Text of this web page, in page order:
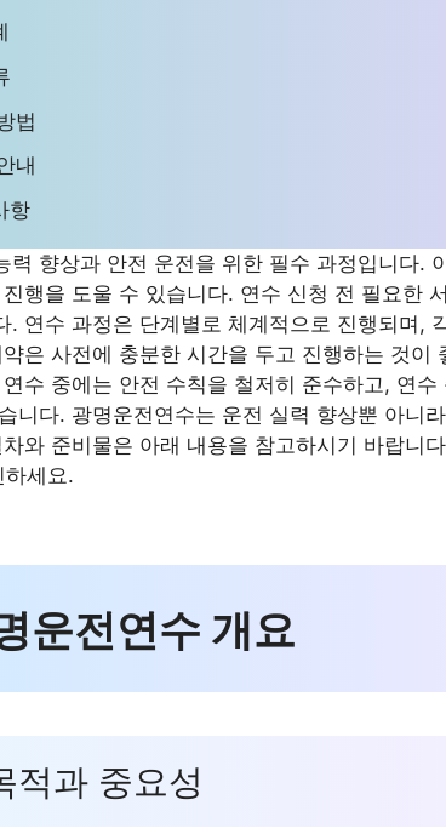
법
내
항
력 향상과 안전 운전을 위한 필수 과정입니다.
행을 도울 수 있습니다. 연수 신청 전 필요한
. 연수 과정은 단계별로 체계적으로 진행되며,
은 사전에 충분한 시간을 두고 진행하는 것이
수 중에는 안전 수칙을 철저히 준수하고, 연수
니다. 광명운전연수는 운전 실력 향상뿐 아니
와 준비물은 아래 내용을 참고하시기 바랍니
하세요.
운전연수 개요
적과 중요성